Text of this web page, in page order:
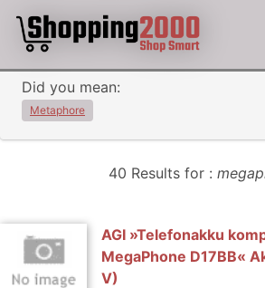
Did you mean:
Metaphore
40 Results for :
AGI »Telefonakku
MegaPhone D17BB«
V)